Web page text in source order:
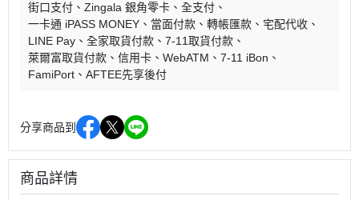
街口支付
Zingala 銀角零卡
全支付
一卡通 iPASS MONEY
當面付款 轉帳匯款
宅配代收
LINE Pay
全家取貨付款
7-11取貨付款
萊爾富取貨付款
信用卡 WebATM
7-11 iBon
FamiPort
AFTEE先享後付
分享商品到
商品詳情